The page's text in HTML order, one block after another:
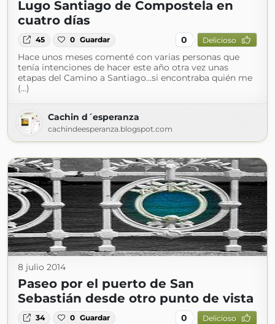
Lugo Santiago de Compostela en
cuatro días
45 0 Guardar 0 Delicioso
Hace unos meses comenté con varias personas que
tenía intenciones de hacer este año otra vez unas
etapas del Camino a Santiago...si encontraba quién me
(...)
Cachin d´esperanza
cachindeesperanza.blogspot.com
8 julio 2014
Paseo por el puerto de San
Sebastián desde otro punto de vista
34 0 Guardar 0 Delicioso